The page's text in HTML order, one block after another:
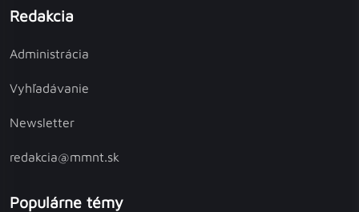
Redakcia
Administrácia
Vyhľadávanie
Newsletter
redakcia@mmnt.sk
Populárne témy